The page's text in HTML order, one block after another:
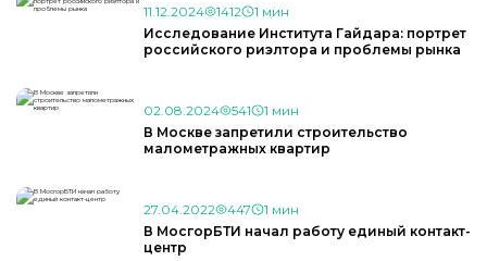
11.12.2024 1412
1 мин
Исследование Института Гайдара: портрет
российского риэлтора и проблемы рынка
02.08.2024 541
1 мин
В Москве запретили строительство
малометражных квартир
27.04.2022 447
1 мин
В МосгорБТИ начал работу единый контакт-
центр